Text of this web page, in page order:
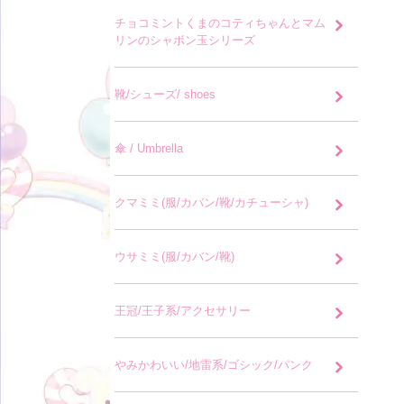
チョコミントくまのコティちゃんとマム
リンのシャボン玉シリーズ
靴/シューズ/ shoes
傘 / Umbrella
クマミミ(服/カバン/靴/カチューシャ)
ウサミミ(服/カバン/靴)
王冠/王子系/アクセサリー
やみかわいい/地雷系/ゴシック/パンク